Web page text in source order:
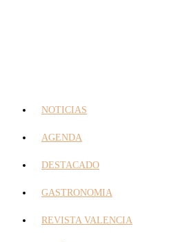
NOTICIAS
AGENDA
DESTACADO
GASTRONOMIA
REVISTA VALENCIA